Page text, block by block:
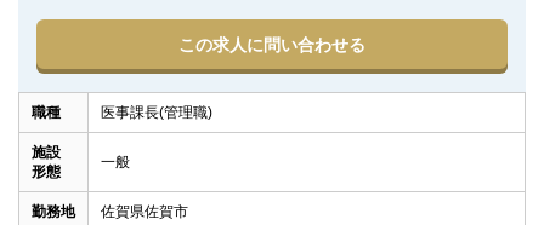
この求人に問い合わせる
職種 医事課長(管理職)
施設
形態
一般
勤務地 佐賀県佐賀市